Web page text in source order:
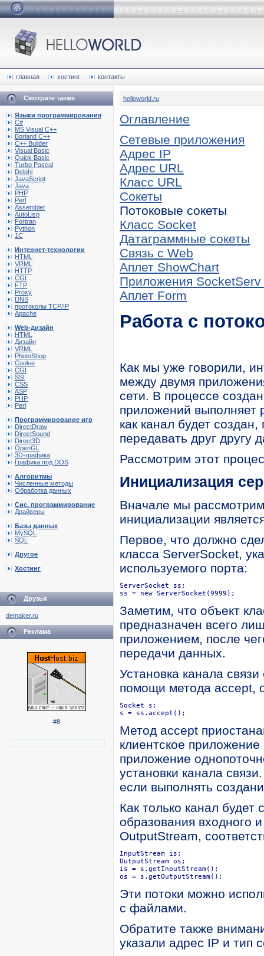
главная хостинг контакты
Смотрите также
Языки программирования
C#
MS Visual C++
Borland C++
C++ Builder
Visual Basic
Quick Basic
Turbo Pascal
Delphi
JavaScript
Java
PHP
Perl
Assembler
AutoLisp
Fortran
Python
1C
Интернет-технологии
HTML
VRML
HTTP
CGI
FTP
Proxy
DNS
протоколы TCP/IP
Apache
Web-дизайн
HTML
Дизайн
VRML
PhotoShop
Cookie
CGI
SSI
CSS
ASP
PHP
Perl
Программирование игр
DirectDraw
DirectSound
Direct3D
OpenGL
3D-графика
Графика под DOS
Алгоритмы
Численные методы
Обработка данных
Сис. программирование
Драйверы
Базы данных
MySQL
SQL
Другое
Хостинг
Друзья
demaker.ru
Реклама
#8
helloworld.ru
Оглавление
Сетевые приложения
Адрес IP
Адрес URL
Класс URL
Сокеты
Потоковые сокеты
Класс Socket
Датаграммные сокеты
Связь с Web
Аплет ShowChart
Приложения
Аплет Form
Работа с
Как мы уже говорили,
между двумя
сети. В процессе
приложений выполняет
как канал будет
передавать друг
Рассмотрим этот
Инициализация
Вначале мы
инициализации
Первое, что должно
класса ServerSocket,
используемого порта:
ServerSocket ss;
ss = new ServerSocket(9999);
Заметим, что объект
предназначен всего
приложением, после
передачи данных.
Установка канала
помощи метода accept,
Socket s;
s = ss.accept();
Метод accept
клиентское
приложение
установки канала
если выполнять
Как только канал будет
образования входного
OutputStream,
InputStream is;
OutputStream os;
is = s.getInputStream();
os = s.getOutputStream();
Эти потоки можно
с файлами.
Обратите также
указали адрес IP и тип